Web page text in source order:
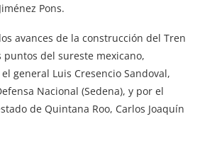
Pons.
avances de la construcción del Tren
puntos del sureste mexicano,
general Luis Cresencio Sandoval,
Nacional (Sedena), y por el
de Quintana Roo, Carlos Joaquín